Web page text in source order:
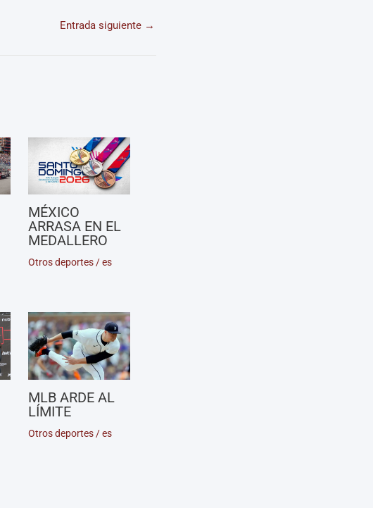
Entrada siguiente →
MÉXICO
ARRASA EN EL
MEDALLERO
Otros deportes/es
MLB ARDE AL
LÍMITE
Otros deportes/es